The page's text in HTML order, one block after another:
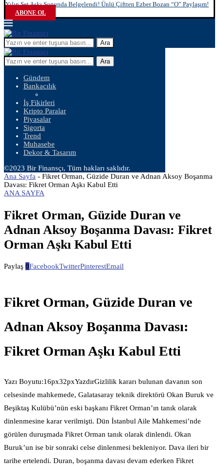
Yılın Set Aşkı Sonunda Belgelendi! Ünlü Çiftten Ezber Bozan “O” Paylaşım!
ABONE OL
Ara
Ara
Gündem
Bankacılık
İş Fikirleri
Kripto Paralar
Piyasalar
Sigorta
Trend
Muhasebe
Dekor & Tasarım
©2023 Bir Finansçı, Tüm hakları saklıdır.
Ana Sayfa - Fikret Orman, Güzide Duran ve Adnan Aksoy Boşanma
Davası: Fikret Orman Aşkı Kabul Etti
ANA SAYFA
Fikret Orman, Güzide Duran ve
Adnan Aksoy Boşanma Davası: Fikret
Orman Aşkı Kabul Etti
Paylaş 0FacebookTwitterPinterestEmail
Fikret Orman, Güzide Duran ve
Adnan Aksoy Boşanma Davası:
Fikret Orman Aşkı Kabul Etti
Yazı Boyutu:16px32pxYazdırGizlilik kararı bulunan davanın son
celsesinde mahkemede, Galatasaray teknik direktörü Okan Buruk ve
Beşiktaş Kulübü’nün eski başkanı Fikret Orman’ın tanık olarak
dinlenmesine karar verilmişti. Dün İstanbul Aile Mahkemesi’nde
görülen duruşmada Fikret Orman tanık olarak dinlendi. Okan
Buruk’un ise bir sonraki celse dinlenmesi bekleniyor. Dava ileri bir
tarihe ertelendi. Duran, boşanma davası devam ederken Fikret